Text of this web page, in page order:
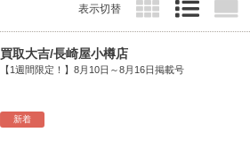
表示切替
新着
買取大吉/長崎屋小樽店
【1週間限定！】8月10日～8月16日掲載号